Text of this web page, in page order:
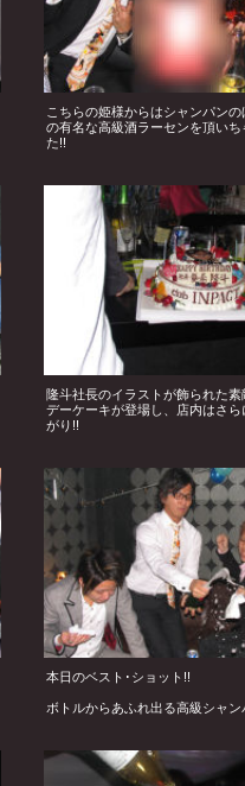
こちらの姫様からはシャンパン
の有名な高級酒ラーセンを頂いち
た!!
影♪
隆斗社長のイラストが飾られた素
デーケーキが登場し、店内はさら
がり!!
甘く飾りました♪
本日のベスト･ショット!!
ボトルからあふれ出る高級シャン
ね!!